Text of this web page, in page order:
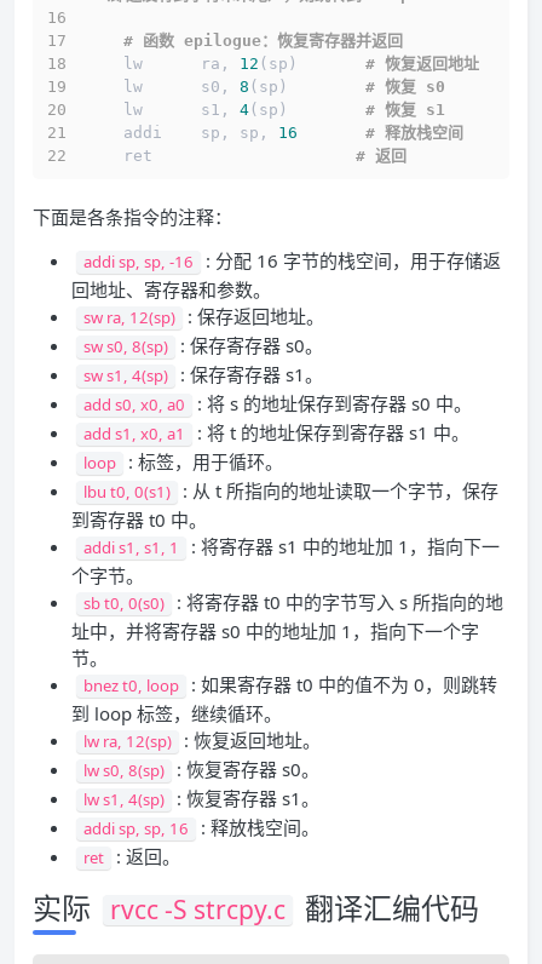
# 函数 epilogue：恢复寄存器并返回
    lw      ra,
12 (sp) # 恢复返回地址
    lw      s0,
8 (sp) # 恢复 s0
    lw      s1,
4 (sp) # 恢复 s1
    addi    sp, sp,
16
# 释放栈空间
    ret
# 返回
下面是各条指令的注释：
addi sp, sp, -16
: 分配 16 字节的栈空间，用于存储返
回地址、寄存器和参数。
sw ra, 12(sp) : 保存返回地址。
sw s0, 8(sp) : 保存寄存器 s0。
sw s1, 4(sp) : 保存寄存器 s1。
add s0, x0, a0 : 将 s 的地址保存到寄存器 s0 中。
add s1, x0, a1 : 将 t 的地址保存到寄存器 s1 中。
loop : 标签，用于循环。
lbu t0, 0(s1)
: 从 t 所指向的地址读取一个字节，保存
到寄存器 t0 中。
addi s1, s1, 1
: 将寄存器 s1 中的地址加 1，指向下一
个字节。
sb t0, 0(s0)
: 将寄存器 t0 中的字节写入 s 所指向的地
址中，并将寄存器 s0 中的地址加 1，指向下一个字
节。
bnez t0, loop
: 如果寄存器 t0 中的值不为 0，则跳转
到 loop 标签，继续循环。
lw ra, 12(sp) : 恢复返回地址。
lw s0, 8(sp) : 恢复寄存器 s0。
lw s1, 4(sp) : 恢复寄存器 s1。
addi sp, sp, 16 : 释放栈空间。
ret : 返回。
实际 rvcc -S strcpy.c 翻译汇编代码